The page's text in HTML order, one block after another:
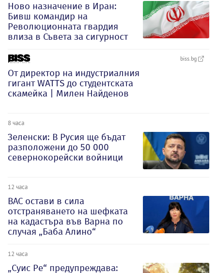
Ново назначение в Иран:
Бивш командир на
Революционната гвардия
влиза в Съвета за сигурност
biss.bg
От директор на индустриалния
гигант WATTS до студентската
скамейка | Милен Найденов
8 часа
Зеленски: В Русия ще бъдат
разположени до 50 000
севернокорейски войници
12 часа
ВАС остави в сила
отстраняването на шефката
на кадастъра във Варна по
случая „Баба Алино“
12 часа
„Суис Ре“ предупреждава: